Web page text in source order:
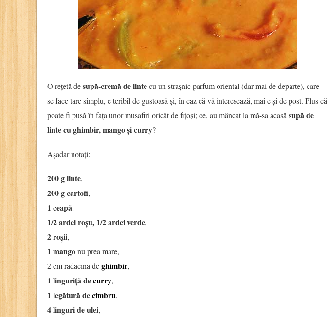
O rețetă desupă-cremă de lintecu un strașnic parfum oriental (dar mai de departe), care
se face tare simplu, e teribil de gustoasă și, în caz că vă interesează, mai e și de post. Plus că
poate fi pusă în fața unor musafiri oricât de fițoși; ce, au mâncat la mă-sa acasă supă de
linte cu ghimbir, mango și curry?
Așadar notați:
200 g linte,
200 g cartofi,
1 ceapă,
1/2 ardei roșu, 1/2 ardei verde,
2 roșii,
1 mangonu prea mare,
2 cm rădăcină deghimbir,
1 linguriță decurry,
1 legătură decimbru,
4 linguri de ulei,